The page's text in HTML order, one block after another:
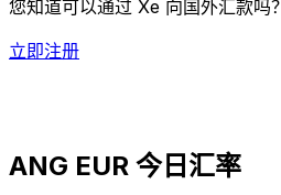
您知道可以通过 Xe 向国外汇款吗？
立即注册
ANG EUR 今日汇率